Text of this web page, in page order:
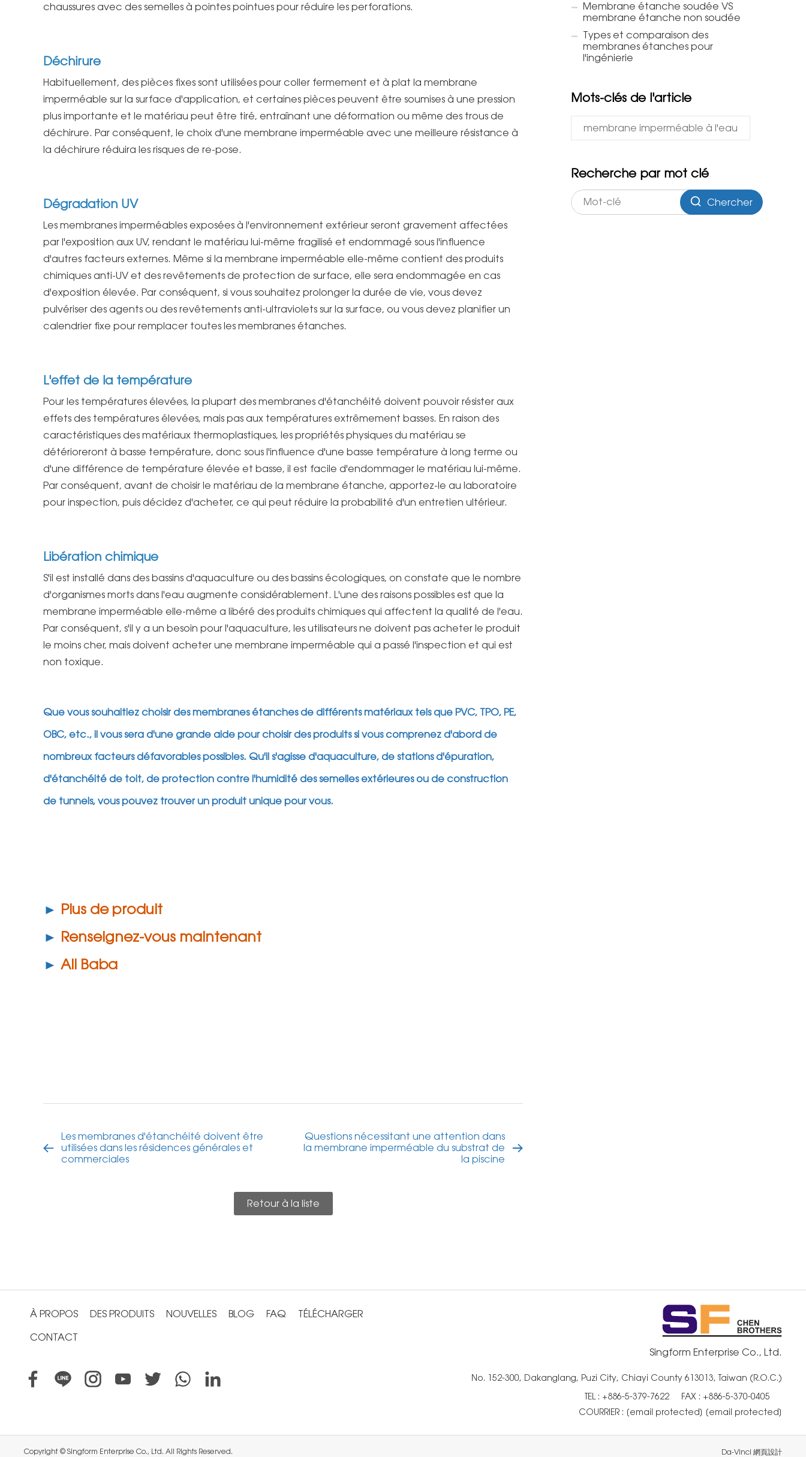
chaussures avec des semelles à pointes pointues pour réduire les perforations.
Déchirure
Habituellement, des pièces fixes sont utilisées pour coller fermement et à plat la membrane
imperméable sur la surface d'application, et certaines pièces peuvent être soumises à une pression
plus importante et le matériau peut être tiré, entraînant une déformation ou même des trous de
déchirure. Par conséquent, le choix d'une membrane imperméable avec une meilleure résistance à
la déchirure réduira les risques de re-pose.
Dégradation UV
Les membranes imperméables exposées à l'environnement extérieur seront gravement affectées
par l'exposition aux UV, rendant le matériau lui-même fragilisé et endommagé sous l'influence
d'autres facteurs externes. Même si la membrane imperméable elle-même contient des produits
chimiques anti-UV et des revêtements de protection de surface, elle sera endommagée en cas
d'exposition élevée. Par conséquent, si vous souhaitez prolonger la durée de vie, vous devez
pulvériser des agents ou des revêtements anti-ultraviolets sur la surface, ou vous devez planifier un
calendrier fixe pour remplacer toutes les membranes étanches.
L'effet de la température
Pour les températures élevées, la plupart des membranes d'étanchéité doivent pouvoir résister aux
effets des températures élevées, mais pas aux températures extrêmement basses. En raison des
caractéristiques des matériaux thermoplastiques, les propriétés physiques du matériau se
détérioreront à basse température, donc sous l'influence d'une basse température à long terme ou
d'une différence de température élevée et basse, il est facile d'endommager le matériau lui-même.
Par conséquent, avant de choisir le matériau de la membrane étanche, apportez-le au laboratoire
pour inspection, puis décidez d'acheter, ce qui peut réduire la probabilité d'un entretien ultérieur.
Libération chimique
S'il est installé dans des bassins d'aquaculture ou des bassins écologiques, on constate que le nombre
d'organismes morts dans l'eau augmente considérablement. L'une des raisons possibles est que la
membrane imperméable elle-même a libéré des produits chimiques qui affectent la qualité de l'eau.
Par conséquent, s'il y a un besoin pour l'aquaculture, les utilisateurs ne doivent pas acheter le produit
le moins cher, mais doivent acheter une membrane imperméable qui a passé l'inspection et qui est
non toxique.
Que vous souhaitiez choisir des membranes étanches de différents matériaux tels que PVC, TPO, PE,
OBC, etc., il vous sera d'une grande aide pour choisir des produits si vous comprenez d'abord de
nombreux facteurs défavorables possibles. Qu'il s'agisse d'aquaculture, de stations d'épuration,
d'étanchéité de toit, de protection contre l'humidité des semelles extérieures ou de construction
de tunnels, vous pouvez trouver un produit unique pour vous.
► Plus de produit
► Renseignez-vous maintenant
► Ali Baba
Les membranes d'étanchéité doivent être
utilisées dans les résidences générales et
commerciales
Questions nécessitant une attention dans
la membrane imperméable du substrat de
la piscine
Retour à la liste
Membrane étanche soudée VS
membrane étanche non soudée
Types et comparaison des
membranes étanches pour
l'ingénierie
Mots-clés de l'article
membrane imperméable à l'eau
Recherche par mot clé
Chercher
À PROPOS DES PRODUITS NOUVELLES BLOG FAQ TÉLÉCHARGER
CONTACT
Singform Enterprise Co., Ltd.
No. 152-300, Dakanglang, Puzi City, Chiayi County 613013, Taiwan (R.O.C.)
TEL : +886-5-379-7622
FAX : +886-5-370-0405
COURRIER : [email protected] [email protected]
Copyright © Singform Enterprise Co., Ltd. All Rights Reserved. Da-Vinci 網頁設計